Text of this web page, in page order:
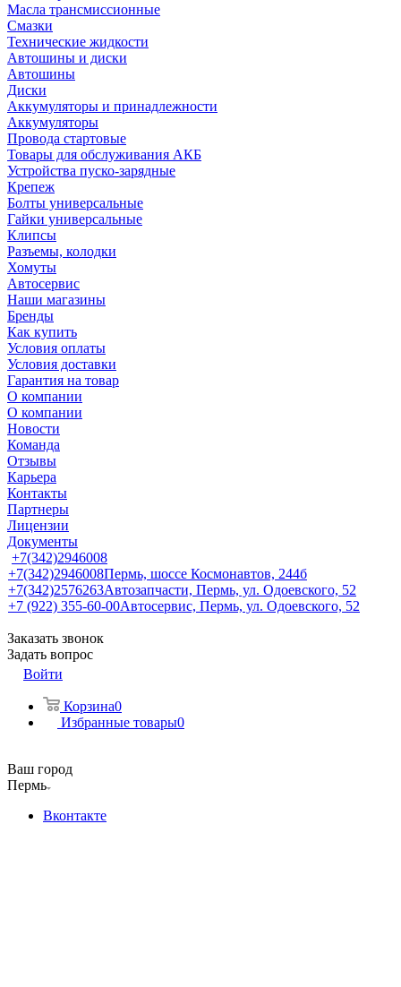
Масла трансмиссионные
Смазки
Технические жидкости
Автошины и диски
Автошины
Диски
Аккумуляторы и принадлежности
Аккумуляторы
Провода стартовые
Товары для обслуживания АКБ
Устройства пуско-зарядные
Крепеж
Болты универсальные
Гайки универсальные
Клипсы
Разъемы, колодки
Хомуты
Автосервис
Наши магазины
Бренды
Как купить
Условия оплаты
Условия доставки
Гарантия на товар
О компании
О компании
Новости
Команда
Отзывы
Карьера
Контакты
Партнеры
Лицензии
Документы
+7(342)2946008
+7(342)2946008Пермь, шоссе Космонавтов, 244б
+7(342)2576263Автозапчасти, Пермь, ул. Одоевского, 52
+7 (922) 355-60-00Автосервис, Пермь, ул. Одоевского, 52
Заказать звонок
Задать вопрос
Войти
Корзина0
Избранные товары0
Ваш город
Пермь
Вконтакте